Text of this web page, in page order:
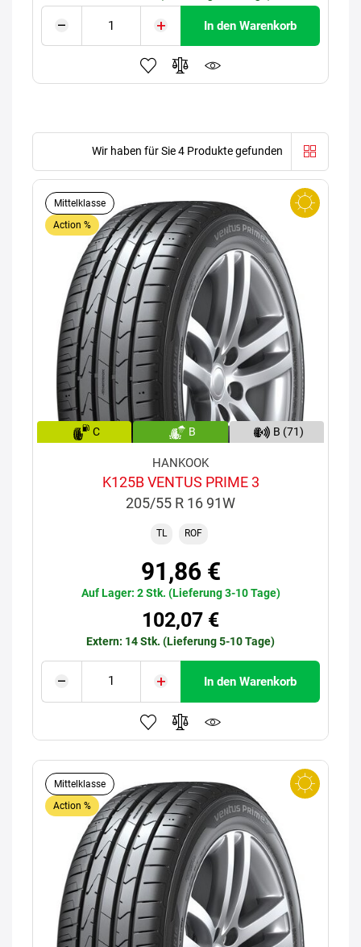
In den Warenkorb
Wir haben für Sie 4 Produkte gefunden
Mittelklasse
Action %
C B B (71)
HANKOOK
K125B VENTUS PRIME 3
205/55 R 16 91W
TL ROF
91,86 €
Auf Lager: 2 Stk. (Lieferung 3-10 Tage)
102,07 €
Extern: 14 Stk. (Lieferung 5-10 Tage)
In den Warenkorb
Mittelklasse
Action %